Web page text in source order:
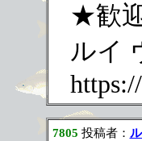
★歓
ルイ
7805 投稿者：